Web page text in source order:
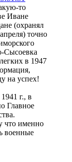
то
Иване
(охранял
точно
Сысоевка
в 1947
на успех!
г., в
Главное
что именно
военные